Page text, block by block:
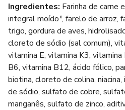
Ingredientes: Farinha de carne
integral moído*, farelo de arroz,
trigo, gordura de aves,
cloreto de sódio (sal comum),
vitamina E, vitamina K3,
B6, vitamina B12, ácido fólico,
biotina, cloreto de colina,
de sódio, sulfato de cobre,
manganês, sulfato de zinco,